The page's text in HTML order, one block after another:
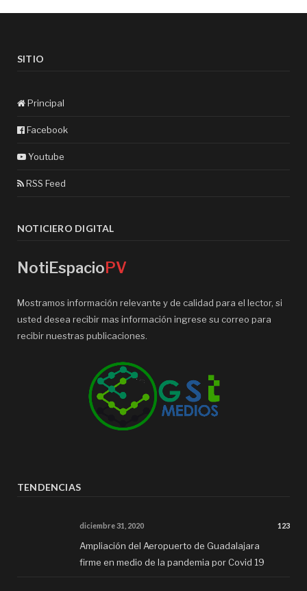
SITIO
Principal
Facebook
Youtube
RSS Feed
NOTICIERO DIGITAL
NotiEspacio PV
Mostramos información relevante y de calidad para el lector, si
usted desea recibir mas información ingrese su correo para
recibir nuestras publicaciones.
TENDENCIAS
diciembre 31, 2020 123
Ampliación del Aeropuerto de Guadalajara
firme en medio de la pandemia por Covid 19